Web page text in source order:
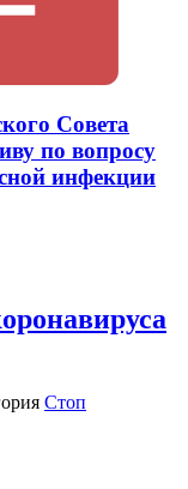
Совета
по вопросу
инфекции
Стоп